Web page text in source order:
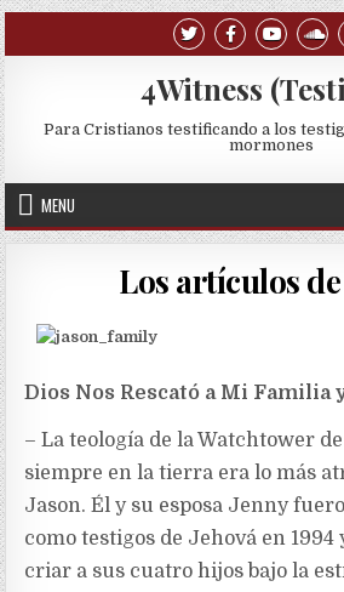
Skip to content
4Witness
Para Cristianos testificando a los
mormones
MENU
Los artículos de
Dios Nos Rescató a Mi Familia
– La teología de la Watchtower
siempre en la tierra era lo más
Jason. Él y su esposa Jenny
como testigos de Jehová en
criar a sus cuatro hijos bajo la